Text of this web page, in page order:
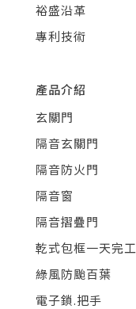
裕盛沿革
專利技術
產品介紹
玄關門
隔音玄關門
隔音防火門
隔音窗
隔音摺疊門
乾式包框一天完工
綠風防颱百葉
電子鎖.把手